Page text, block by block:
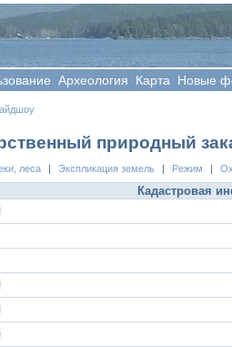
Археология Карта Новые
природный
леса Экспликация земель Режим
Кадастровая